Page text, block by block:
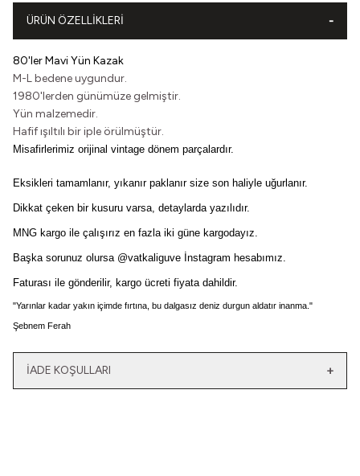
ÜRÜN ÖZELLIKLERI
80'ler Mavi Yün Kazak
M-L bedene uygundur.
1980'lerden günümüze gelmiştir.
Yün malzemedir.
Hafif ışıltılı bir iple örülmüştür.
Misafirlerimiz orijinal vintage dönem parçalardır.
Eksikleri tamamlanır, yıkanır paklanır size son haliyle uğurlanır.
Dikkat çeken bir kusuru varsa, detaylarda yazılıdır.
MNG kargo ile çalışırız en fazla iki güne kargodayız.
Başka sorunuz olursa @vatkaliguve İnstagram hesabımız.
Faturası ile gönderilir, kargo ücreti fiyata dahildir.
"Yarınlar kadar yakın içimde fırtına, bu dalgasız deniz durgun aldatır inanma."
Şebnem Ferah
İADE KOŞULLARI